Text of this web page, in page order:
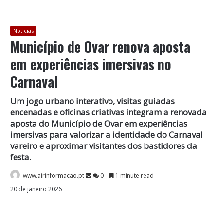
Notícias
Município de Ovar renova aposta
em experiências imersivas no
Carnaval
Um jogo urbano interativo, visitas guiadas
encenadas e oficinas criativas integram a renovada
aposta do Município de Ovar em experiências
imersivas para valorizar a identidade do Carnaval
vareiro e aproximar visitantes dos bastidores da
festa.
www.airinformacao.pt 0
1 minute read
20 de janeiro 2026